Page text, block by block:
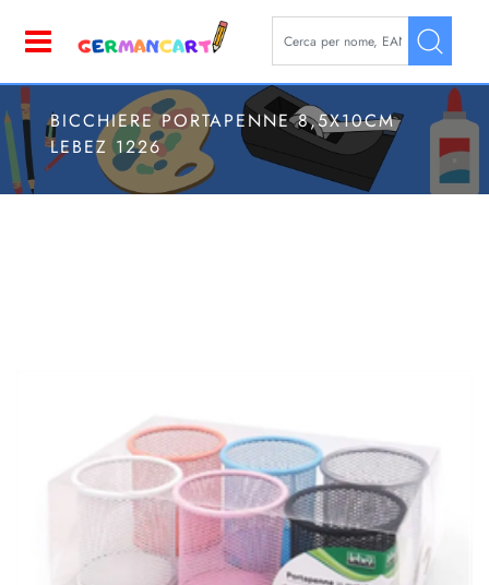
La modifica di un filtro
BICCHIERE PORTAPENNE 8,5X10CM
LEBEZ 1226